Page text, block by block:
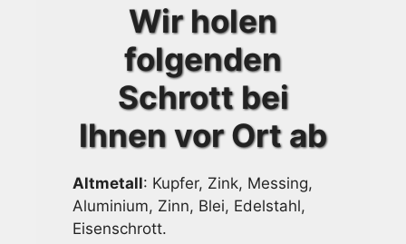
Wir holen
folgenden
Schrott bei
Ihnen vor Ort ab
Altmetall: Kupfer, Zink, Messing,
Aluminium, Zinn, Blei, Edelstahl,
Eisenschrott.